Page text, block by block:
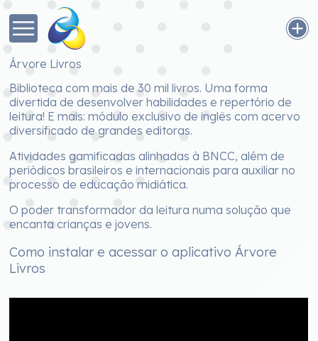
Árvore Livros
Biblioteca com mais de 30 mil livros. Uma forma
divertida de desenvolver habilidades e repertório de
leitura! E mais: módulo exclusivo de inglês com acervo
diversificado de grandes editoras.
Atividades gamificadas alinhadas à BNCC, além de
periódicos brasileiros e internacionais para auxiliar no
processo de educação midiática.
O poder transformador da leitura numa solução que
encanta crianças e jovens.
Como instalar e acessar o aplicativo Árvore
Livros